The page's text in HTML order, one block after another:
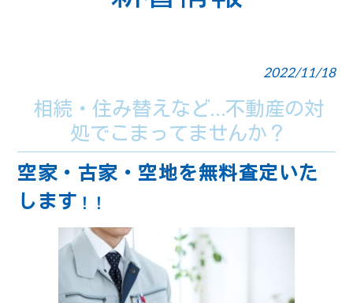
2022/11/18
相続・住み替えなど…不動産の対
処でこまってませんか？
空家・古家・空地を無料査定いた
します ！！